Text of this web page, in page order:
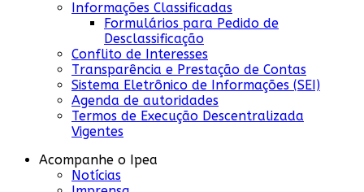
Informações Classificadas
Formulários para Pedido de
Desclassificação
Conflito de Interesses
Transparência e Prestação de Contas
Sistema Eletrônico de Informações (SEI)
Agenda de autoridades
Termos de Execução Descentralizada
Vigentes
Acompanhe o Ipea
Notícias